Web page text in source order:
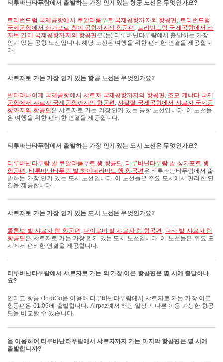
티루바난타푸람에서 출발하는 가장 인기 있는 항공 노선은 무엇인가요?
트리번드럼 국제공항에서 쿠알라룸푸르 국제공항까지의 항공편 , 트리번드럼
국제공항에서 싱가포르 창이 공항까지의 항공편 , 트리번드럼 국제공항에서 라
지브 간디 국제공항까지의 항공편 은(는) 티루바난타푸람에서 출발하는 가장
인기 있는 공항 노선입니다. 해당 노선은 여행을 위한 편리한 연결을 제공합니
다.
샤르자로 가는 가장 인기 있는 항공 노선은 무엇인가요?
반다라나이케 국제공항에서 샤르자 국제공항까지의 항공편 , 조모 케냐타 국제
공항에서 샤르자 국제공항까지의 항공편 ,샤잘랄 국제공항에서 샤르자 국제공
항까지의 항공편 은 샤르자로 가는 가장 인기 있는 공항 노선입니다. 이 노선들
은 여행을 위한 편리한 연결을 제공합니다.
티루바난타푸람에서 출발하는 가장 인기 있는 도시 노선은 무엇인가요?
티루바난타푸람 발 쿠알라룸푸르 행 항공편 , 티루바난타푸람 발 싱가포르 행
항공편 , 티루바난타푸람 발 하이데라바드 행 항공편 은 티루바난타푸람에서 출
발하는 가장 인기 있는 도시 노선입니다. 이 노선들은 주요 도시에서 편리한 연
결을 제공합니다.
샤르자로 가는 가장 인기 있는 도시 노선은 무엇인가요?
콜롬보 발 샤르자 행 항공편 , 나이로비 발 샤르자 행 항공편 , 다카 발 샤르자 행
항공편 은 샤르자로 가는 가장 인기 있는 도시 노선입니다. 이 노선들은 주요 도
시에서 편리한 연결을 제공합니다.
티루바난타푸람에서 샤르자로 가는 의 가장 이른 항공편은 몇 시에 출발하나
요?
인디고 항공 / IndiGo을 이용해 티루바난타푸람에서 샤르자로 가는 가장 이른
항공편은 01:05에 출발합니다. Airpaz에서 해당 일정과 다른 이용 가능한 항공
편을 비교할 수 있습니다.
을 이용하여 티루바난타푸람에서 샤르자까지 가는 마지막 항공편은 몇 시에
출발합니까?